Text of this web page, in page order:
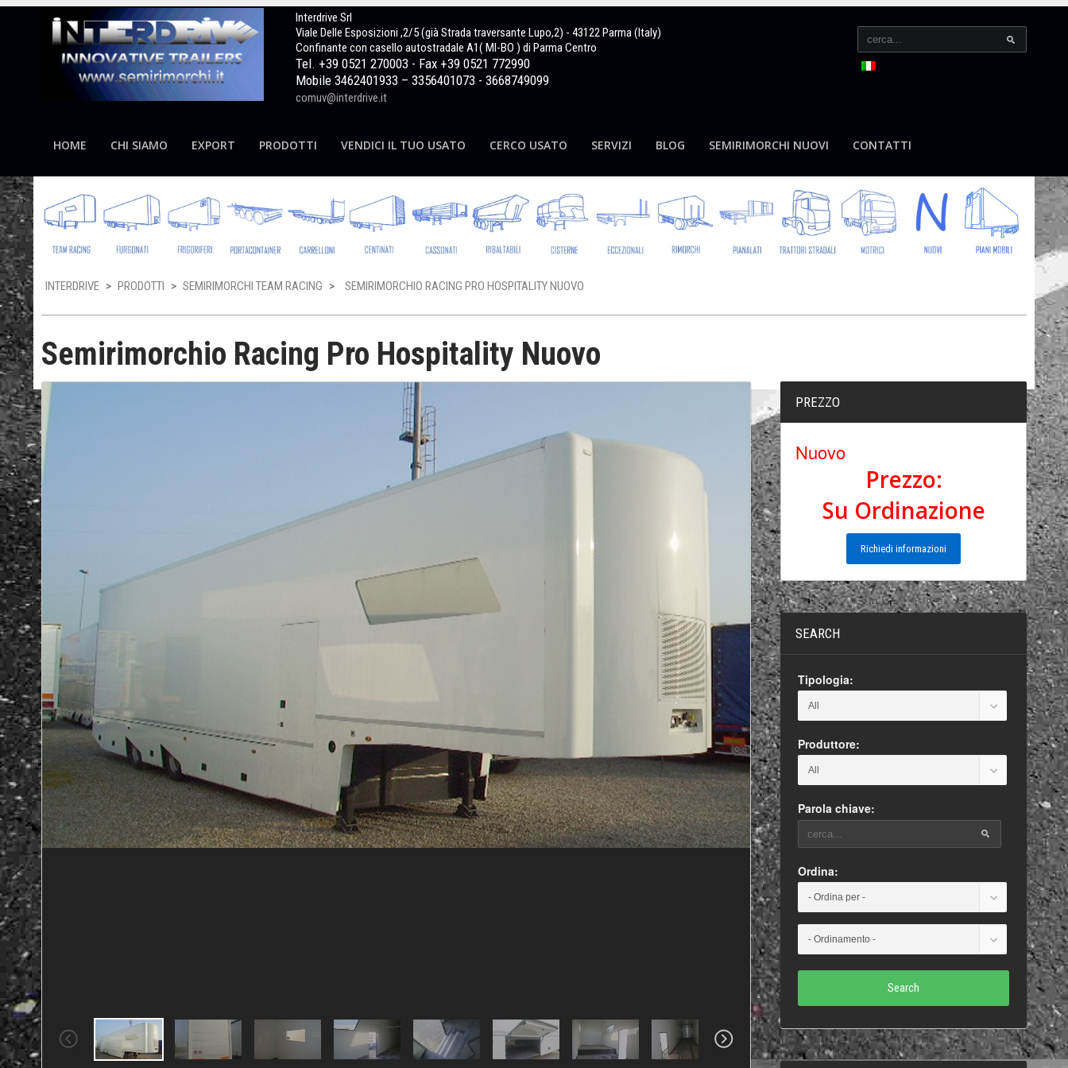
Interdrive Srl
Viale Delle Esposizioni ,2/5 (già Strada traversante Lupo,2) - 43122 Parma (Italy)
Confinante con casello autostradale A1( MI-BO ) di Parma Centro
Tel. +39 0521 270003 - Fax +39 0521 772990
Mobile 3462401933 – 3356401073 - 3668749099
comuv@interdrive.it
HOME CHI SIAMO EXPORT PRODOTTI VENDICI IL TUO USATO CERCO USATO SERVIZI BLOG SEMIRIMORCHI NUOVI CONTATTI
INTERDRIVE > PRODOTTI > SEMIRIMORCHI TEAM RACING > SEMIRIMORCHIO RACING PRO HOSPITALITY NUOVO
Semirimorchio Racing Pro Hospitality Nuovo
PREZZO
Nuovo
Prezzo:
Su Ordinazione
Richiedi informazioni
SEARCH
Tipologia:
Produttore:
Parola chiave:
Ordina:
Search